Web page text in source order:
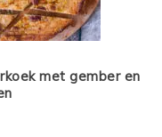
met gember en